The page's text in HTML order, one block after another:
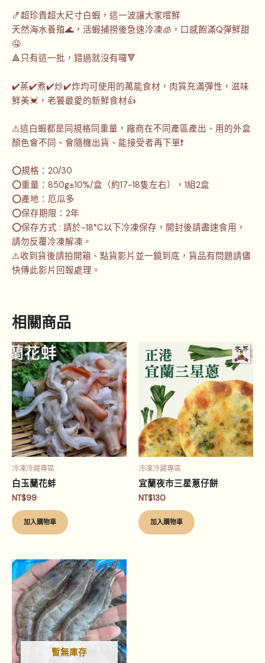
🍤超珍貴超大尺寸白蝦，這一波讓大家嚐鮮
天然海水養殖🌊，活蝦捕撈後急速冷凍🧊，口感飽滿Q彈鮮甜
🤤
🔺只有這一批，錯過就沒有囉🔻
✔️蒸✔️煮✔️炒✔️炸均可使用的萬能食材，肉質充滿彈性，滋味
鮮美💓，老饕最愛的新鮮食材👍
⚠️這白蝦都是同規格同重量，廠商在不同產區產出、用的外盒
顏色會不同、會隨機出貨、能接受者再下單❗
⭕規格：20/30
⭕重量：850g±10%/盒（約17-18隻左右），1組2盒
⭕產地：厄瓜多
⭕保存期限：2年
⭕保存方式 : 請於-18°C以下冷凍保存，開封後請盡速食用，
請勿反覆冷凍解凍。
⚠️收到貨後請拍開箱、點貨影片並一鏡到底，貨品有問題請儘
快傳此影片回報處理。
相關商品
冷凍冷藏專區
白玉蘭花蚌
NT$99
加入購物車
冷凍冷藏專區
宜蘭夜市三星蔥仔餅
NT$130
加入購物車
暫無庫存